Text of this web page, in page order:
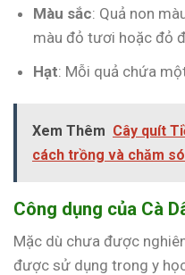
Màu sắc: Quả non
màu đỏ tươi hoặc đỏ
Hạt: Mỗi quả chứa
Xem Thêm Cây quít
cách trồng và chăm
Công dụng của Cà
Mặc dù chưa được
được sử dụng trong y